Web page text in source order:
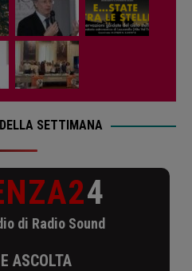
SETTIMANA
4
di Radio Sound
ASCOLTA